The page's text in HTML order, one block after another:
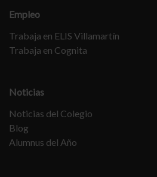
Empleo
Trabaja en ELIS Villamartín
Trabaja en Cognita
Noticias
Noticias del Colegio
Blog
Alumnus del Año